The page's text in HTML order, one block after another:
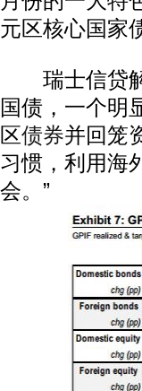
元区核心国家
瑞士信贷解
国债，一个明
区债券并回笼
习惯，利用海
会。”